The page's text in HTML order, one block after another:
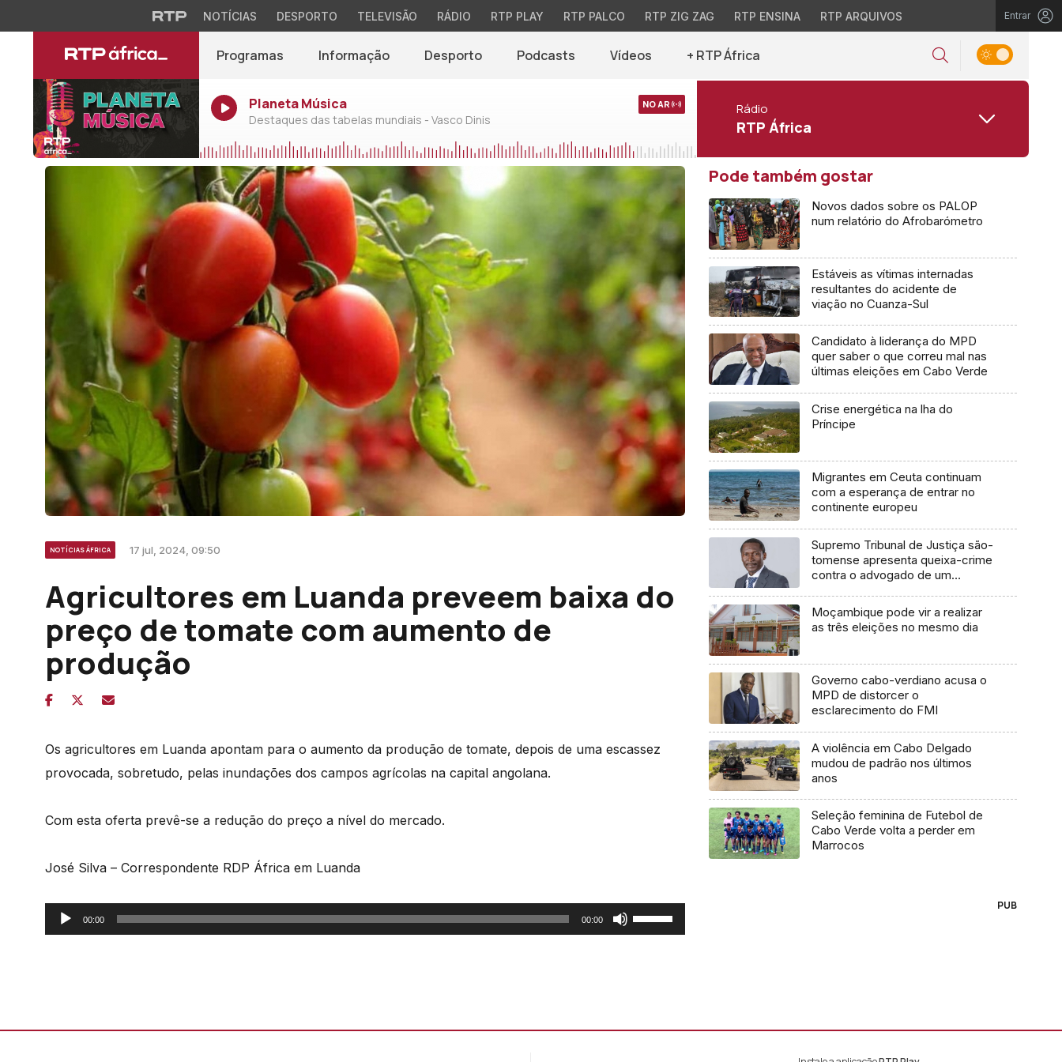
NOTÍCIAS DESPORTO TELEVISÃO RÁDIO RTP PLAY RTP PALCO RTP ZIG ZAG RTP ENSINA RTP ARQUIVOS Entrar
Programas Informação Desporto Podcasts Vídeos + RTP África
Planeta Música
Destaques das tabelas mundiais - Vasco Dinis
NO AR Rádio
RTP África
NOTÍCIAS ÁFRICA 17 jul, 2024, 09:50
Agricultores em Luanda preveem baixa do
preço de tomate com aumento de
produção
Os agricultores em Luanda apontam para o aumento da produção de tomate, depois de uma escassez
provocada, sobretudo, pelas inundações dos campos agrícolas na capital angolana.
Com esta oferta prevê-se a redução do preço a nível do mercado.
José Silva – Correspondente RDP África em Luanda
Reprodutor
de
00:00 00:00
Use
as
aumentar
Pode também gostar
Novos dados sobre os PALOP
num relatório do Afrobarómetro
Estáveis as vítimas internadas
resultantes do acidente de
viação no Cuanza-Sul
Candidato à liderança do MPD
quer saber o que correu mal nas
últimas eleições em Cabo Verde
Crise energética na lha do
Príncipe
Migrantes em Ceuta continuam
com a esperança de entrar no
continente europeu
Supremo Tribunal de Justiça são-
tomense apresenta queixa-crime
contra o advogado de um
Moçambique pode vir a realizar
as três eleições no mesmo dia
Governo cabo-verdiano acusa o
MPD de distorcer o
esclarecimento do FMI
A violência em Cabo Delgado
mudou de padrão nos últimos
anos
Seleção feminina de Futebol de
Cabo Verde volta a perder em
Marrocos
PUB